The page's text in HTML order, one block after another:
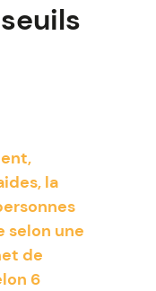
la
selon une
de
6